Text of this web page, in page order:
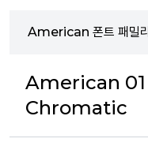
American 폰트 패밀리
American 01
Chromatic